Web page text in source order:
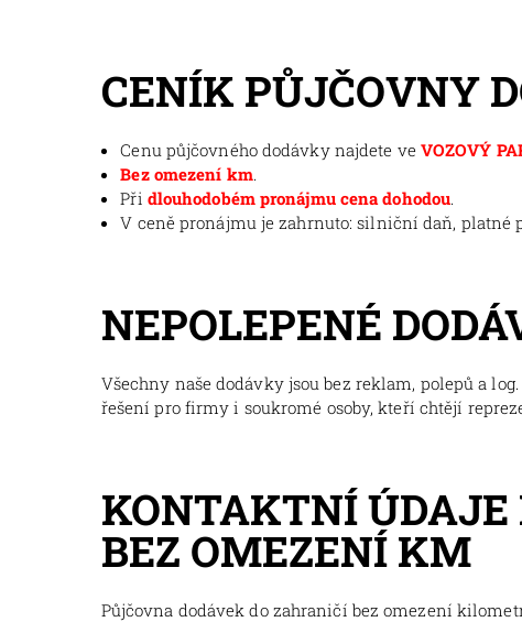
CENÍK PŮJČOVNY
Cenu půjčovného dodávky najdete ve VOZOVÝ
Bez omezení km.
Při dlouhodobém pronájmu cena dohodou.
V ceně pronájmu je zahrnuto: silniční daň,
NEPOLEPENÉ
Všechny naše dodávky jsou bez reklam, polepů a
řešení pro firmy i soukromé osoby, kteří chtějí
KONTAKTNÍ ÚDAJE
BEZ OMEZENÍ KM
Půjčovna dodávek do zahraničí bez omezení